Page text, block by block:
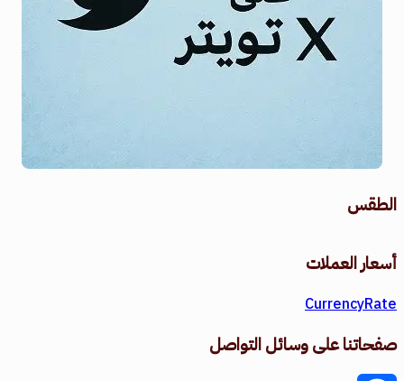
الطقس
أسعار العملات
CurrencyRate
صفحاتنا على وسائل التواصل